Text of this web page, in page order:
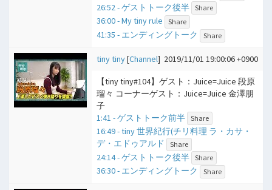
26:52 - ゲストトーク後半 Share
36:00 - My tiny rule Share
41:35 - エンディングトーク Share
tiny tiny[Channel] 2019/11/01 19:00:06 +0900
【tiny tiny#104】ゲスト：Juice=Juice 段原
瑠々 コーナーゲスト：Juice=Juice 金澤朋
子
1:41 - ゲストトーク前半 Share
16:49 - tiny 世界紀行(チリ料理 ラ・カサ・
デ・エドゥアルド
Share
24:14 - ゲストトーク後半 Share
36:30 - エンディングトーク Share